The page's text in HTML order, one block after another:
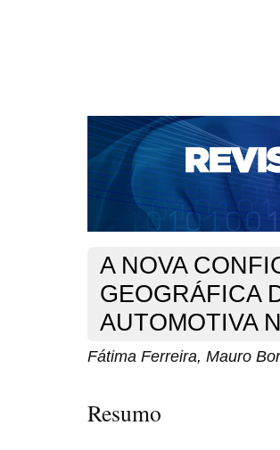
CAPA SOBRE ACESSO
NOTÍCIAS
PORTAL DE
BASES DE DADOS E
Capa v. 6, n. 10 (2004) > Ferreira
A NOVA
GEOGRÁFICA
AUTOMOTIVA
Fátima Ferreira, Mauro
Resumo